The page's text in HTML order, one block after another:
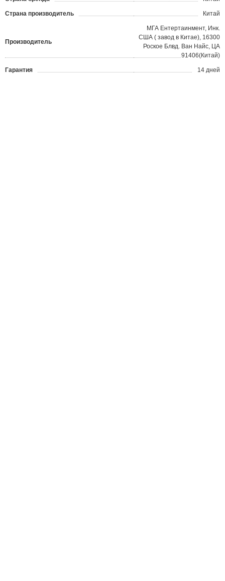
Страна производитель Китай
Производитель
МГА Ентертаинмент, Инк.
США ( завод в Китае), 16300
Роское Блвд. Ван Найс, ЦА
91406(Китай)
Гарантия 14 дней